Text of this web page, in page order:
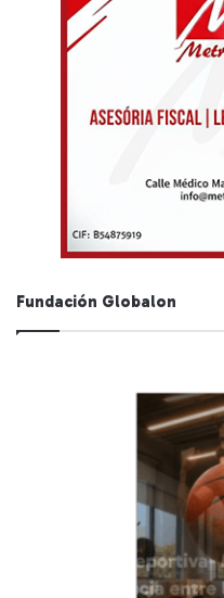
Fundación Globalon